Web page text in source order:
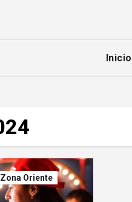
Inicio
Zona Oriente